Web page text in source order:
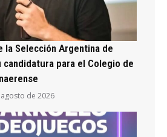
la Selección Argentina de
candidatura para el Colegio de
de 2026